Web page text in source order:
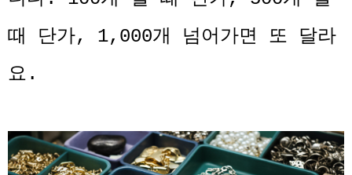
때 단가, 1,000개 넘어가면 또 달라
요.